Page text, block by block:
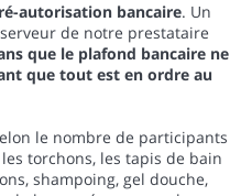
autorisation bancaire. Un
de notre prestataire
que le plafond bancaire ne
que tout est en ordre au
le nombre de participants
torchons, les tapis de bain
shampoing, gel douche,